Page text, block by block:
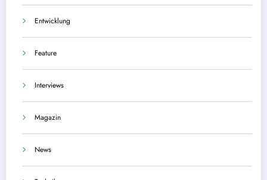
Entwicklung
Feature
Interviews
Magazin
News